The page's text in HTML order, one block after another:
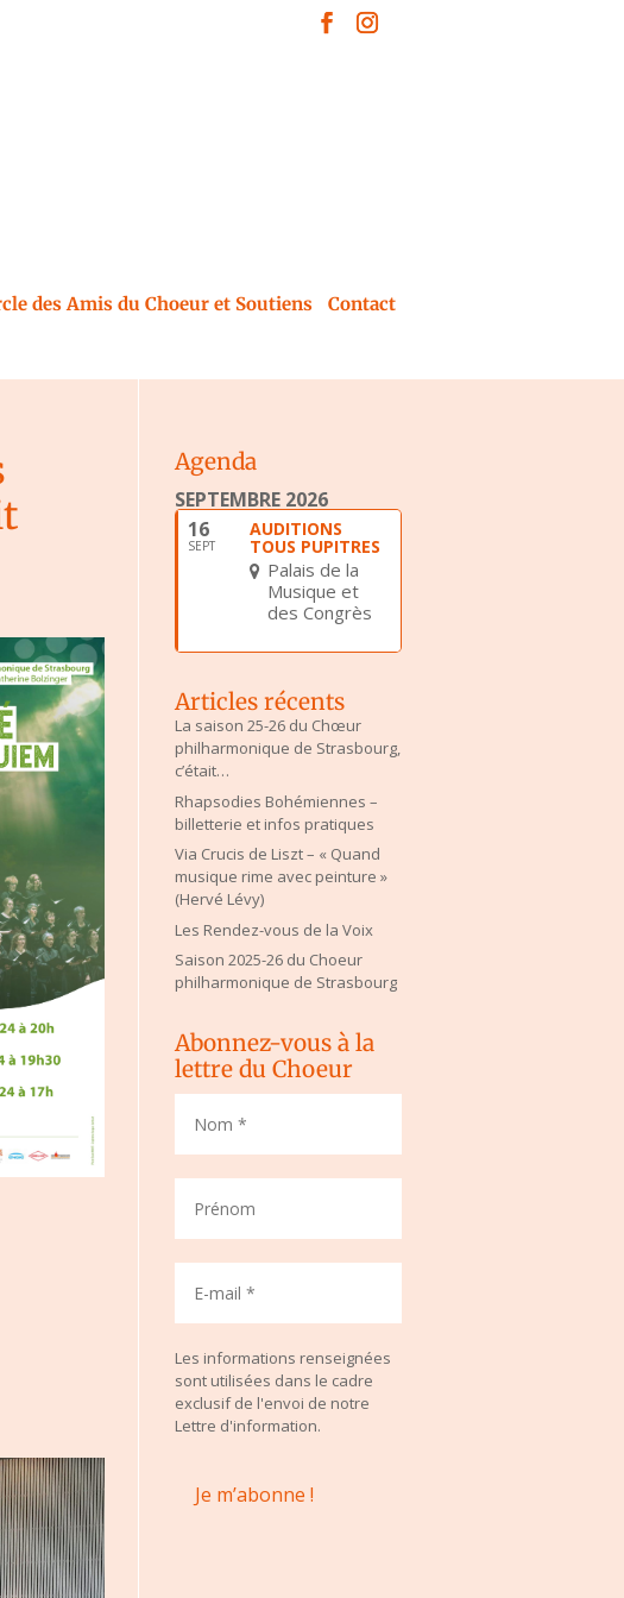
des Amis du Choeur et Soutiens Contact
Agenda
SEPTEMBRE 2026
16
SEPT
AUDITIONS
TOUS PUPITRES
Palais de la
Musique et
des Congrès
Articles récents
La saison 25-26 du Chœur
philharmonique de Strasbourg,
c’était…
Rhapsodies Bohémiennes –
billetterie et infos pratiques
Via Crucis de Liszt – « Quand
musique rime avec peinture »
(Hervé Lévy)
Les Rendez-vous de la Voix
Saison 2025-26 du Choeur
philharmonique de Strasbourg
Abonnez-vous à la
lettre du Choeur
Les informations renseignées
sont utilisées dans le cadre
exclusif de l'envoi de notre
Lettre d'information.